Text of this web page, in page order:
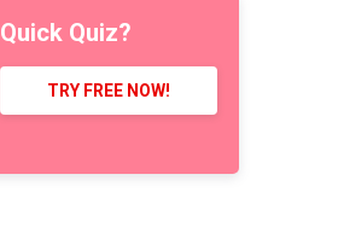
Quick Quiz?
TRY FREE NOW!